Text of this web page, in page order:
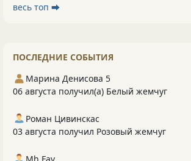
весь топ ⮕
ПОСЛЕДНИЕ СОБЫТИЯ
Марина Денисова 5
06 августа получил(а) Белый жемчуг
Роман Цивинскас
03 августа получил Розовый жемчуг